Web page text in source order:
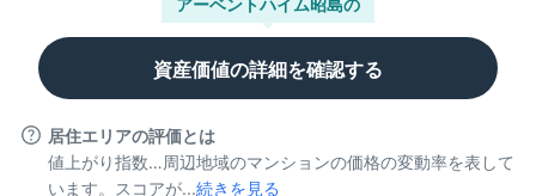
アーベントハイム昭島の
資産価値の詳細を確認する
居住エリアの評価とは
値上がり指数…周辺地域のマンションの価格の変動率を表して
います。スコアが...続きを見る